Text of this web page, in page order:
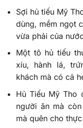
Sợi hủ tiếu Mỹ
dùng, mềm ngọt
vừa phải của
Một tô hủ tiếu
xíu, hành lá,
khách mà có cả
Hủ Tiếu Mỹ Tho
người ăn mà
mà quên cho